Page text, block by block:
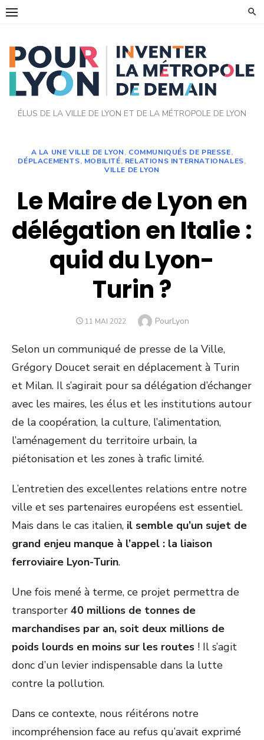
Skip
ÉLUS DE LA VILLE DE LYON ET DE LA MÉTROPOLE DE LYON
A LA UNE VILLE DE LYON, COMMUNIQUÉS DE PRESSE,
DÉPLACEMENTS, MOBILITÉ, RELATIONS INTERNATIONALES,
VILLE DE LYON
Le Maire de Lyon en
délégation en Italie :
quid du Lyon-
Turin ?
POSTED
11 MAI 2022 Author
PourLyon
Selon un communiqué de presse de la Ville,
Grégory Doucet serait en déplacement à Turin
et Milan. Il s’agirait pour sa délégation d’échanger
avec les maires, les élus et les institutions autour
de la coopération, la culture, l’alimentation,
l’aménagement du territoire urbain, la
piétonisation et les zones à trafic limité.
L’entretien des excellentes relations entre notre
ville et ses partenaires européens est essentiel.
Mais dans le cas italien, il semble qu’un sujet de
grand enjeu manque à l’appel : la liaison
ferroviaire Lyon-Turin.
Une fois mené à terme, ce projet permettra de
transporter 40 millions de tonnes de
marchandises par an, soit deux millions de
poids lourds en moins sur les routes ! Il s’agit
donc d’un levier indispensable dans la lutte
contre la pollution.
Dans ce contexte, nous réitérons notre
incompréhension face au refus qu’avait exprimé